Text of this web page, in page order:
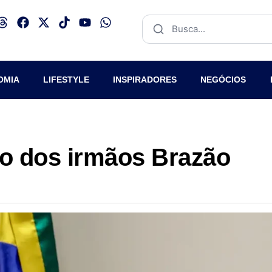
LIFESTYLE INSPIRADORES NEGÓCIOS
dos irmãos Brazão